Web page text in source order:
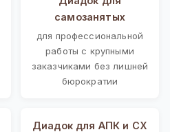
самозанятых
для профессиональной
работы с крупными
заказчиками без лишней
бюрократии
Диадок для АПК и СХ